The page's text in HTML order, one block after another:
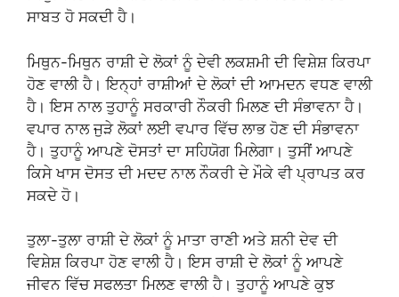
ਸਾਬਤ ਹੋ ਸਕਦੀ ਹੈ।
ਮਿਥੁਨ-ਮਿਥੁਨ ਰਾਸ਼ੀ ਦੇ ਲੋਕਾਂ ਨੂੰ ਦੇਵੀ ਲਕਸ਼ਮੀ ਦੀ ਵਿਸ਼ੇਸ਼ ਕਿਰਪਾ
ਹੋਣ ਵਾਲੀ ਹੈ। ਇਨ੍ਹਾਂ ਰਾਸ਼ੀਆਂ ਦੇ ਲੋਕਾਂ ਦੀ ਆਮਦਨ ਵਧਣ ਵਾਲੀ
ਹੈ। ਇਸ ਨਾਲ ਤੁਹਾਨੂੰ ਸਰਕਾਰੀ ਨੌਕਰੀ ਮਿਲਣ ਦੀ ਸੰਭਾਵਨਾ ਹੈ।
ਵਪਾਰ ਨਾਲ ਜੁੜੇ ਲੋਕਾਂ ਲਈ ਵਪਾਰ ਵਿੱਚ ਲਾਭ ਹੋਣ ਦੀ ਸੰਭਾਵਨਾ
ਹੈ। ਤੁਹਾਨੂੰ ਆਪਣੇ ਦੋਸਤਾਂ ਦਾ ਸਹਿਯੋਗ ਮਿਲੇਗਾ। ਤੁਸੀਂ ਆਪਣੇ
ਕਿਸੇ ਖਾਸ ਦੋਸਤ ਦੀ ਮਦਦ ਨਾਲ ਨੌਕਰੀ ਦੇ ਮੌਕੇ ਵੀ ਪ੍ਰਾਪਤ ਕਰ
ਸਕਦੇ ਹੋ।
ਤੁਲਾ-ਤੁਲਾ ਰਾਸ਼ੀ ਦੇ ਲੋਕਾਂ ਨੂੰ ਮਾਤਾ ਰਾਣੀ ਅਤੇ ਸ਼ਨੀ ਦੇਵ ਦੀ
ਵਿਸ਼ੇਸ਼ ਕਿਰਪਾ ਹੋਣ ਵਾਲੀ ਹੈ। ਇਸ ਰਾਸ਼ੀ ਦੇ ਲੋਕਾਂ ਨੂੰ ਆਪਣੇ
ਜੀਵਨ ਵਿੱਚ ਸਫਲਤਾ ਮਿਲਣ ਵਾਲੀ ਹੈ। ਤੁਹਾਨੂੰ ਆਪਣੇ ਕੁਝ